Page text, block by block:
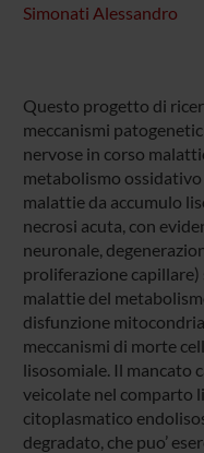
Simonati Alessandro
Questo progetto di
meccanismi
nervose in corso
metabolismo
malattie da accumulo
necrosi acuta, con
neuronale,
proliferazione capillare)
malattie del
disfunzione
meccanismi di morte
lisosomiale. Il mancato
veicolate nel comparto
citoplasmatico
degradato, che puo’